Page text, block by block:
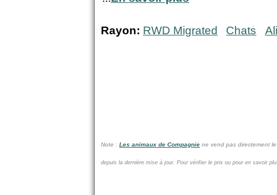
Rayon: RWD Migrated Chats
Note : Les animaux de Compagnie ne vend pas directement
depuis la dernière mise à jour. Pour vérifier le prix ou pour en savoir